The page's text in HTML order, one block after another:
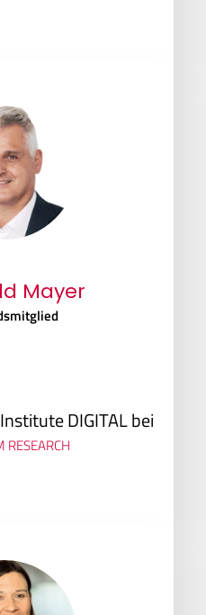
Mayer
DIGITAL bei
RESEARCH